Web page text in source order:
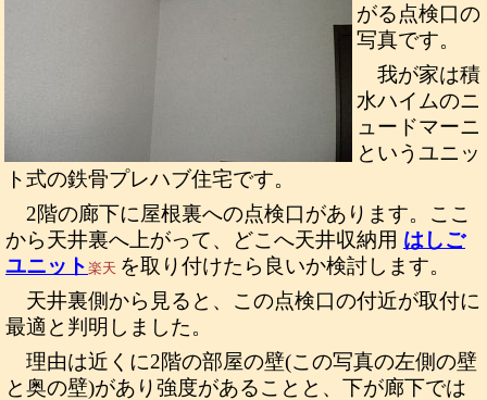
がる点検口の
写真です。
我が家は積
水ハイムのニ
ュードマーニ
というユニッ
ト式の鉄骨プレハブ住宅です。
2階の廊下に屋根裏への点検口があります。ここ
から天井裏へ上がって、どこへ天井収納用 はしご
ユニット 楽天 を取り付けたら良いか検討します。
天井裏側から見ると、この点検口の付近が取付に
最適と判明しました。
理由は近くに2階の部屋の壁(この写真の左側の壁
と奥の壁)があり強度があることと、下が廊下では